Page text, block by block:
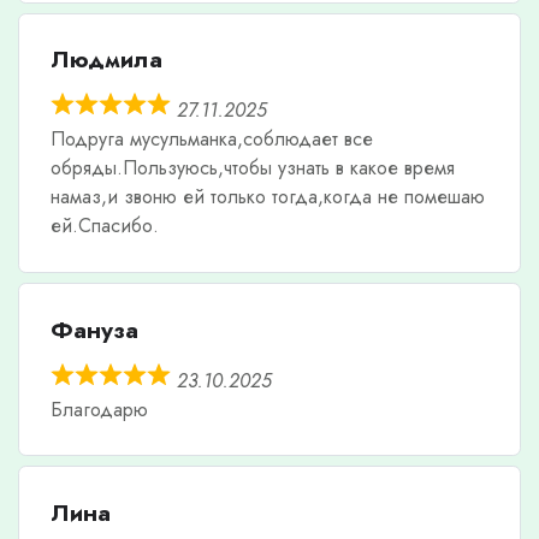
Людмила
27.11.2025
Подруга мусульманка,соблюдает все
обряды.Пользуюсь,чтобы узнать в какое время
намаз,и звоню ей только тогда,когда не помешаю
ей.Спасибо.
Фануза
23.10.2025
Благодарю
Лина